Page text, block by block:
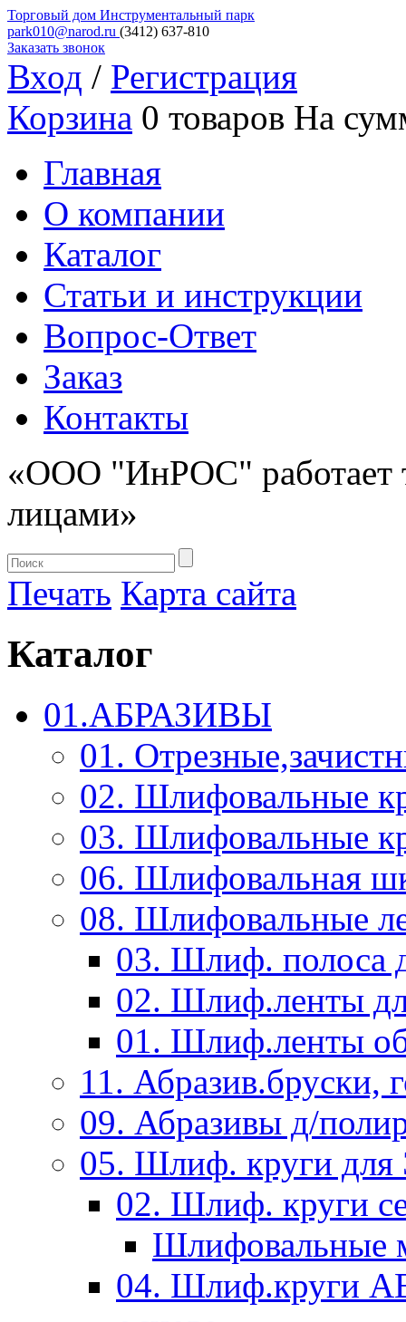
Торговый дом Инструментальный парк
park010@narod.ru (3412) 637-810
Заказать звонок
Вход / Регистрация
Корзина 0 товаров На
Главная
О компании
Каталог
Статьи и инструкции
Вопрос-Ответ
Заказ
Контакты
«ООО "ИнРОС" работает
лицами»
Печать Карта сайта
Каталог
01.АБРАЗИВЫ
01.
02. Шлифовальные
03. Шлифовальные
06. Шлифовальная
08. Шлифовальные
03. Шлиф.
02. Шлиф.ленты
01. Шлиф.ленты
11. Абразив.бруски,
09. Абразивы д/
05. Шлиф. круги
02. Шлиф. круги
Шлифовальные
04. Шлиф.круги